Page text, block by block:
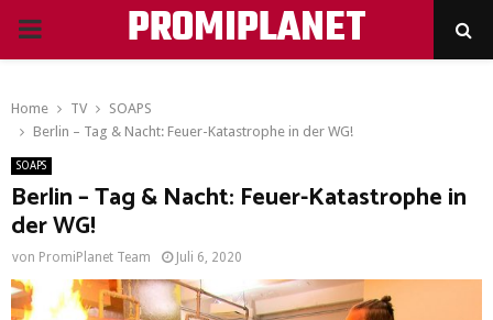
PRIMARY
PROMIPLANET
Home TV
SOAPS
Berlin – Tag & Nacht: Feuer-Katastrophe in der WG!
SOAPS
Berlin – Tag & Nacht: Feuer-Katastrophe in
der WG!
von PromiPlanet Team Juli 6, 2020